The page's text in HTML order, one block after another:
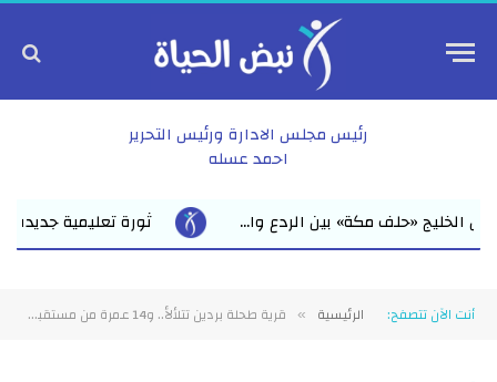
رئيس مجلس الادارة ورئيس التحرير
احمد عسله
بين الردع وا... ثورة تعليمية جديدة مستمرة بالشرقية 6 مدارس ثانوية تدخل الخدمة في يوم واحد الخدمة التعليمية حتى باب ا...
أنت الآن تتصفح: الرئيسية » قرية طحلة بردين تتلألأ.. و14 عمرة من مستقبل وطن لولاد القرآن